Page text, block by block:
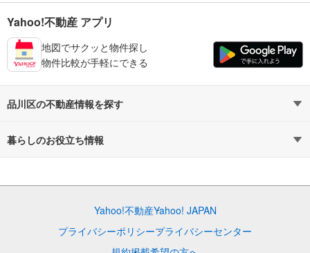
Yahoo!不動産 アプリ
地図でサクッと物件探し
物件比較が手軽にできる
品川区の不動産情報を探す
不動産・住宅
中古一戸建て
土地
暮らしのお役立ち情報
Yahoo!不動産Yahoo! JAPAN
プライバシーポリシープライバシーセンター